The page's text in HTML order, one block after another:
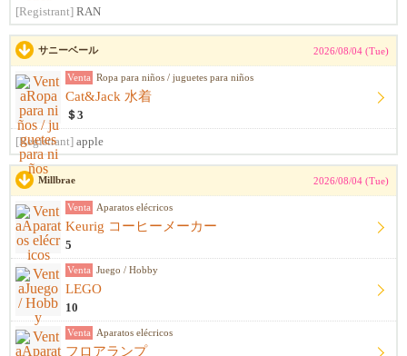
[Registrant] RAN
サニーベール 2026/08/04 (Tue)
Venta Ropa para niños / juguetes para niños
Cat&Jack 水着
＄3
[Registrant] apple
Millbrae 2026/08/04 (Tue)
Venta Aparatos elécricos
Keurig コーヒーメーカー
5
Venta Juego / Hobby
LEGO
10
Venta Aparatos elécricos
フロアランプ